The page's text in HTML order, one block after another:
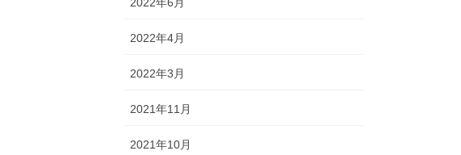
2022年4月
2022年3月
2021年11月
2021年10月